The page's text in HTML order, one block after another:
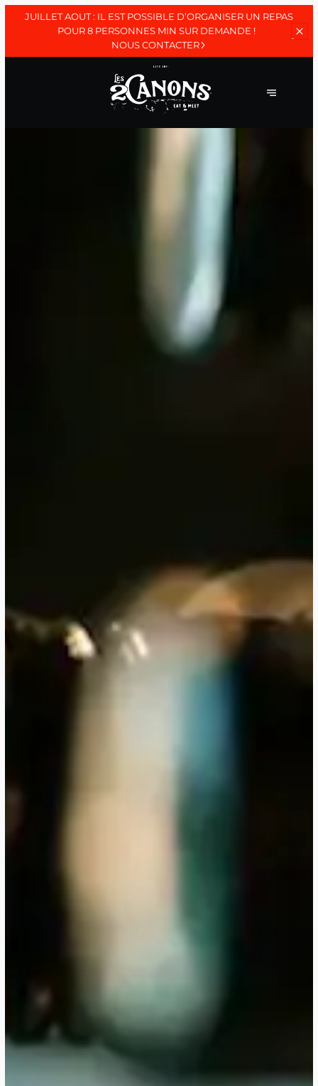
JUILLET AOUT : IL EST POSSIBLE D’ORGANISER UN REPAS
POUR 8 PERSONNES MIN SUR DEMANDE !
NOUS CONTACTER